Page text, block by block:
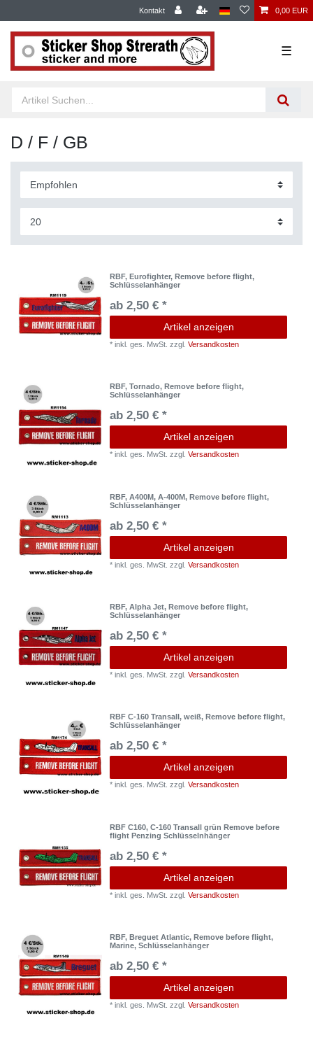
Kontakt 0,00 EUR
☰
D / F / GB
RBF, Eurofighter, Remove before flight,
Schlüsselanhänger
ab 2,50 € *
Artikel anzeigen
*inkl. ges. MwSt. zzgl.Versandkosten
RBF, Tornado, Remove before flight,
Schlüsselanhänger
ab 2,50 € *
Artikel anzeigen
*inkl. ges. MwSt. zzgl.Versandkosten
RBF, A400M, A-400M, Remove before flight,
Schlüsselanhänger
ab 2,50 € *
Artikel anzeigen
*inkl. ges. MwSt. zzgl.Versandkosten
RBF, Alpha Jet, Remove before flight,
Schlüsselanhänger
ab 2,50 € *
Artikel anzeigen
*inkl. ges. MwSt. zzgl.Versandkosten
RBF C-160 Transall, weiß, Remove before flight,
Schlüsselanhänger
ab 2,50 € *
Artikel anzeigen
*inkl. ges. MwSt. zzgl.Versandkosten
RBF C160, C-160 Transall grün Remove before
flight Penzing Schlüsselnhänger
ab 2,50 € *
Artikel anzeigen
*inkl. ges. MwSt. zzgl.Versandkosten
RBF, Breguet Atlantic, Remove before flight,
Marine, Schlüsselanhänger
ab 2,50 € *
Artikel anzeigen
*inkl. ges. MwSt. zzgl.Versandkosten